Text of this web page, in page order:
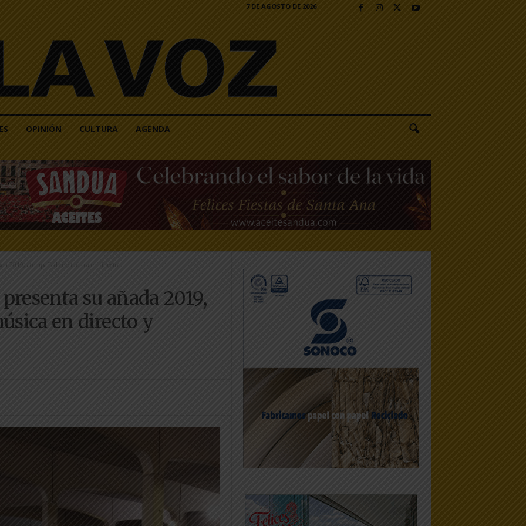
7 DE AGOSTO DE 2026
OPINIÓN CULTURA AGENDA
2019, acompañado de música en directo...
su añada 2019,
en directo y